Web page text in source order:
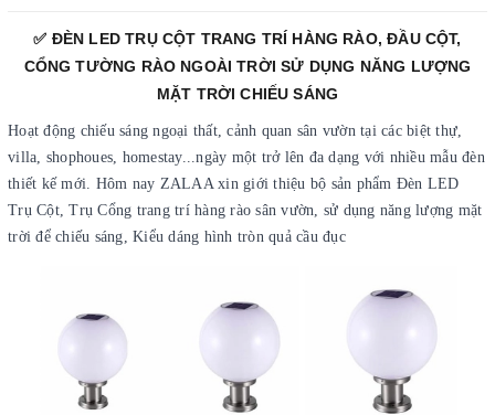
✅ ĐÈN LED TRỤ CỘT TRANG TRÍ HÀNG RÀO, ĐẦU CỘT,
CỔNG TƯỜNG RÀO NGOÀI TRỜI SỬ DỤNG NĂNG LƯỢNG
MẶT TRỜI CHIẾU SÁNG
Hoạt động chiếu sáng ngoại thất, cảnh quan sân vườn tại các biệt thự,
villa, shophoues, homestay...ngày một trở lên đa dạng với nhiều mẫu đèn
thiết kế mới. Hôm nay ZALAA xin giới thiệu bộ sản phẩm Đèn LED
Trụ Cột, Trụ Cổng trang trí hàng rào sân vườn, sử dụng năng lượng mặt
trời để chiếu sáng, Kiểu dáng hình tròn quả cầu đục